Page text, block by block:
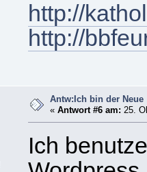
http://
http://
Antw:Ich bin der Neue
«Antwort #6 am: 25.
Ich